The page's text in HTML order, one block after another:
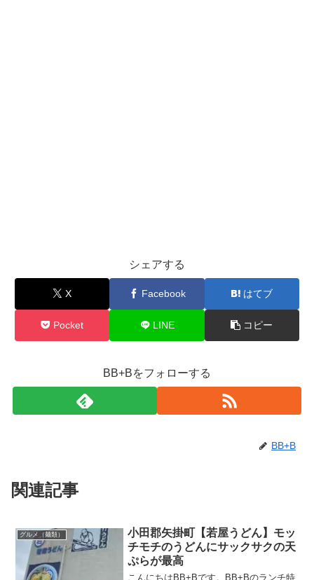
シェアする
X Facebook はてブ
Pocket LINE コピー
BB+Bをフォローする
BB+B
関連記事
グルメ（麺類）
小田郡矢掛町【若屋うどん】モッ
チモチのうどんにサックサクの天
ぷらが最高
こんにちはBB+Bです。BB+Bのランチ特